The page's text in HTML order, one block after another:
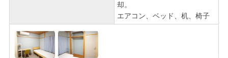
却。
エアコン、ベッド、机、椅子